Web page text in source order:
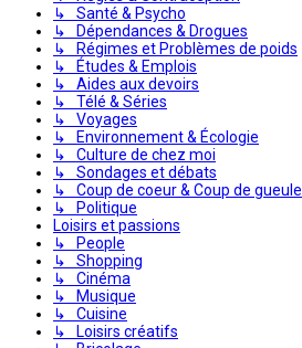
↳ Santé & Psycho
↳ Dépendances & Drogues
↳ Régimes et Problèmes de poids
↳ Études & Emplois
↳ Aides aux devoirs
↳ Télé & Séries
↳ Voyages
↳ Environnement & Écologie
↳ Culture de chez moi
↳ Sondages et débats
↳ Coup de coeur & Coup de gueule
↳ Politique
Loisirs et passions
↳ People
↳ Shopping
↳ Cinéma
↳ Musique
↳ Cuisine
↳ Loisirs créatifs